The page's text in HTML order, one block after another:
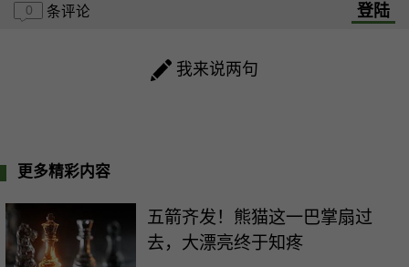
0 条评论 登陆
我来说两句
更多精彩内容
五箭齐发！熊猫这一巴掌扇过
去，大漂亮终于知疼